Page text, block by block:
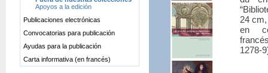
24
en
1278-
Apoyos a la edición
Publicaciones electrónicas
Convocatorias para publicación
Ayudas para la publicación
Carta informativa (en francés)